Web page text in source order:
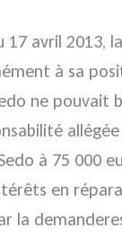
17 avril 2013,
à sa
ne pouvait
à 75 000
en
la